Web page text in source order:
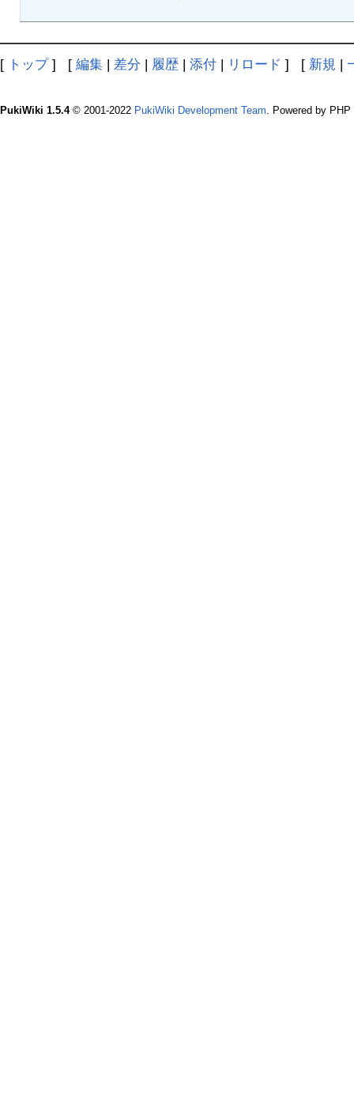
[ トップ] [ 編集 | 差分 | 履歴 | 添付 | リロード ] [ 新規 |
PukiWiki 1.5.4© 2001-2022 PukiWiki Development Team. Powered by